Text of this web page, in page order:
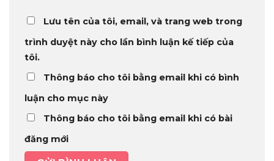
Lưu tên của tôi, email, và trang web trong
trình duyệt này cho lần bình luận kế tiếp của
tôi.
Thông báo cho tôi bằng email khi có bình
luận cho mục này
Thông báo cho tôi bằng email khi có bài
đăng mới